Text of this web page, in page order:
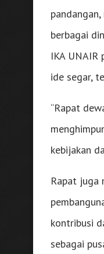
berbagai
IKA UNAIR
ide segar,
“Rapat
kebijakan
Rapat juga
kontribusi
sebagai